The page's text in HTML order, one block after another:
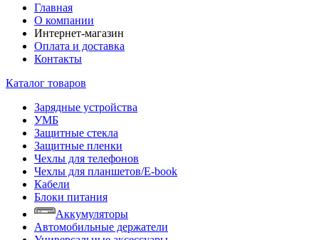
Главная
О компании
Интернет-магазин
Оплата и доставка
Контакты
Каталог товаров
Зарядные устройства
УМБ
Защитные стекла
Защитные пленки
Чехлы для телефонов
Чехлы для планшетов/E-book
Кабели
Блоки питания
Аккумуляторы
Автомобильные держатели